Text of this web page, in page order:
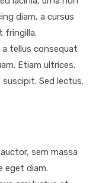
diam, a cursus
fringilla.
tellus consequat
Etiam ultrices.
Sed lectus.
sem massa
eget diam.